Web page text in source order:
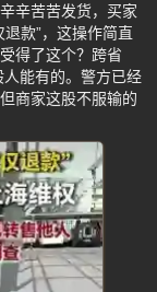
辛苦苦发货，买家
款”，这操作简直
得了这个？跨省
能有的。警方已经
商家这股不服输的